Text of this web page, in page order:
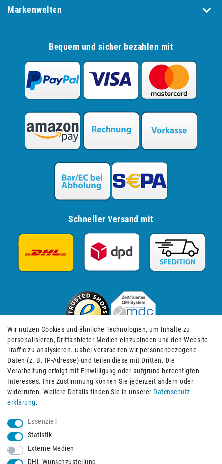
Markenwelten
Bequem und sicher bezahlen mit
Schneller Versand mit
Impressum Daten­schutz­erklärung AGB
Wir nutzen Cookies und ähnliche Technologien, um Inhalte zu
personalisieren, Drittanbieter-Medien einzubinden und den Website-
Traffic zu analysieren. Dabei verarbeiten wir personenbezogene
Daten (z. B. IP-Adresse) und teilen diese mit Dritten. Die
Verarbeitung erfolgt mit Einwilligung oder aufgrund berechtigten
Interesses. Ihre Zustimmung können Sie jederzeit ändern oder
widerrufen. Weitere Details finden Sie in unserer Daten­schutz­
erklärung.
Essenziell
Statistik
Externe Medien
DHL Wunschzustellung